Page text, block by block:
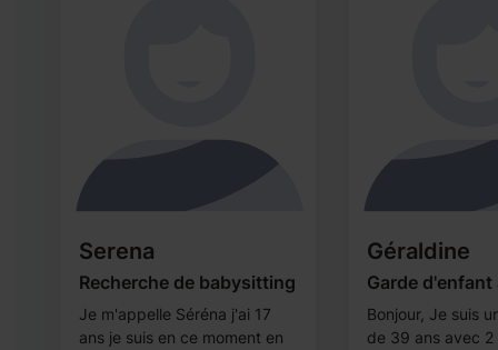
Serena
Recherche de babysitting
Je m'appelle Séréna j'ai 17
ans je suis en ce moment en
Géraldine
Garde d'enfant
Bonjour, Je suis
de 39 ans avec